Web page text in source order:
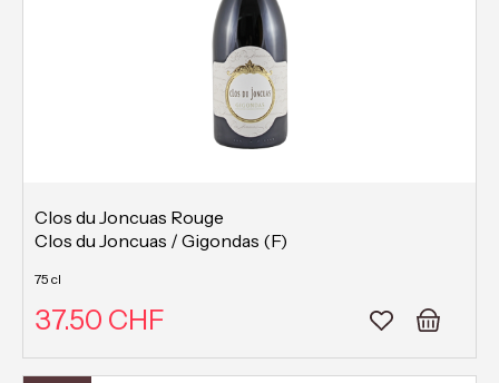
Clos du Joncuas Rouge
Clos du Joncuas / Gigondas (F)
75 cl
37.50 CHF